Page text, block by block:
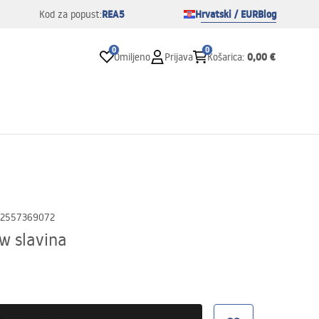
Kod za popust:REA5 Hrvatski / EURBlog
0
Omiljeno Prijava
0
Košarica: 0,00 €
slavina